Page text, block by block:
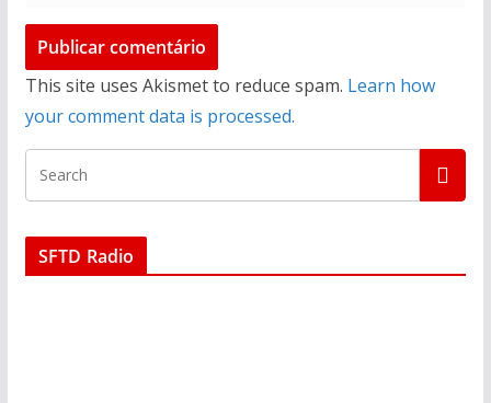
This site uses Akismet to reduce spam. Learn how
your comment data is processed.
SFTD Radio